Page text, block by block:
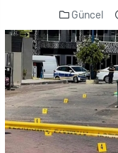
Güncel